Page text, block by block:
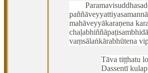
mahāveyyākaraṇena
vaṃsālaṅkārabhūtena
Tāva tiṭṭhatu
Dassentī